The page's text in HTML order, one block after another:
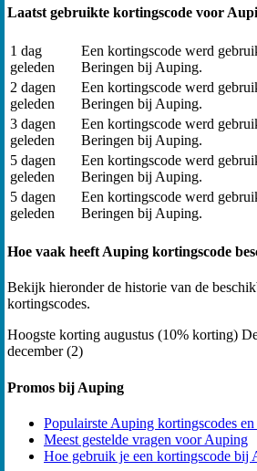
Laatst gebruikte kortingscode voor
1 dag
geleden
Een kortingscode werd
Beringen bij Auping.
2 dagen
geleden
Een kortingscode werd
Beringen bij Auping.
3 dagen
geleden
Een kortingscode werd
Beringen bij Auping.
5 dagen
geleden
Een kortingscode werd
Beringen bij Auping.
5 dagen
geleden
Een kortingscode werd
Beringen bij Auping.
Hoe vaak heeft Auping kortingscode
Bekijk hieronder de historie van de
kortingscodes.
Hoogste korting augustus (10% korting)
december (2)
Promos bij Auping
Populairste Auping kortingscodes en
Meest gestelde vragen voor Auping
Hoe gebruik je een kortingscode bij